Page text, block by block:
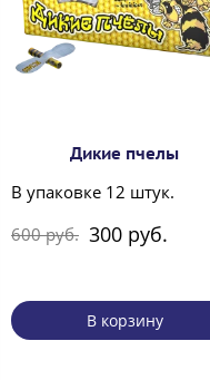
Дикие пчелы
В упаковке 12 штук.
600 руб. 300 руб.
В корзину